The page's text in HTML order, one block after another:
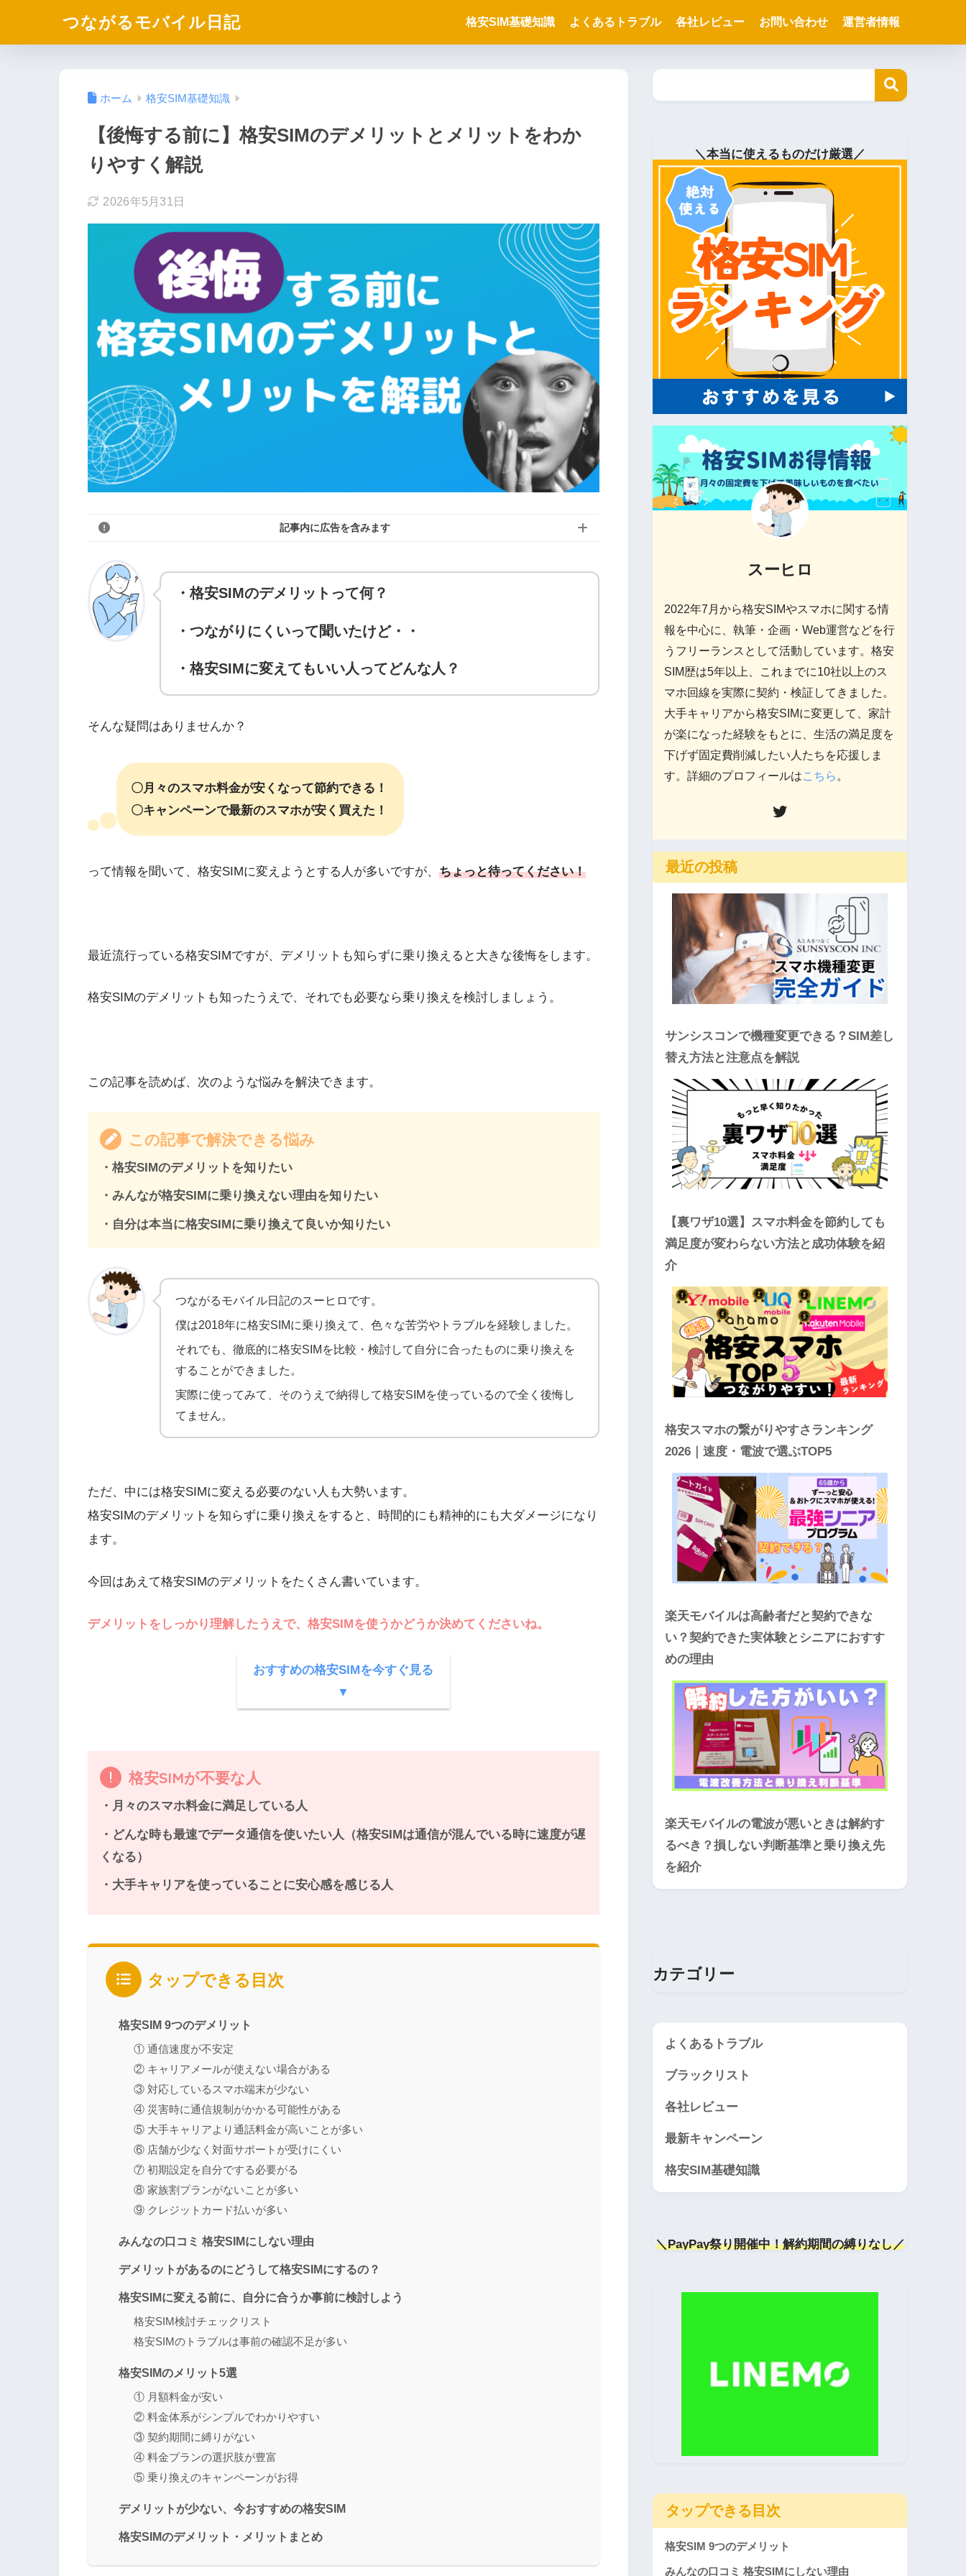
つながるモバイル日記 格安SIM基礎知識 よくあるトラブル 各社レビュー お問い合わせ 運営者情報
ホーム 格安SIM基礎知識
【後悔する前に】格安SIMのデメリットとメリットをわか
りやすく解説
2026年5月31日
記事内に広告を含みます
・格安SIMのデメリットって何？
・つながりにくいって聞いたけど・・
・格安SIMに変えてもいい人ってどんな人？
そんな疑問はありませんか？
〇月々のスマホ料金が安くなって節約できる！
〇キャンペーンで最新のスマホが安く買えた！
って情報を聞いて、格安SIMに変えようとする人が多いですが、 ちょっと待ってください！
最近流行っている格安SIMですが、デメリットも知らずに乗り換えると大きな後悔をします。
格安SIMのデメリットも知ったうえで、それでも必要なら乗り換えを検討しましょう。
この記事を読めば、次のような悩みを解決できます。
この記事で解決できる悩み
・格安SIMのデメリットを知りたい
・みんなが格安SIMに乗り換えない理由を知りたい
・自分は本当に格安SIMに乗り換えて良いか知りたい
つながるモバイル日記のスーヒロです。
僕は2018年に格安SIMに乗り換えて、色々な苦労やトラブルを経験しました。
それでも、徹底的に格安SIMを比較・検討して自分に合ったものに乗り換えを
することができました。
実際に使ってみて、そのうえで納得して格安SIMを使っているので全く後悔し
てません。
ただ、中には格安SIMに変える必要のない人も大勢います。
格安SIMのデメリットを知らずに乗り換えをすると、時間的にも精神的にも大ダメージになり
ます。
今回はあえて格安SIMのデメリットをたくさん書いています。
デメリットをしっかり理解したうえで、格安SIMを使うかどうか決めてくださいね。
おすすめの格安SIMを今すぐ見る
▼
格安SIMが不要な人
・月々のスマホ料金に満足している人
・どんな時も最速でデータ通信を使いたい人（格安SIMは通信が混んでいる時に速度が遅
くなる）
・大手キャリアを使っていることに安心感を感じる人
タップできる目次
格安SIM 9つのデメリット
① 通信速度が不安定
② キャリアメールが使えない場合がある
③ 対応しているスマホ端末が少ない
④ 災害時に通信規制がかかる可能性がある
⑤ 大手キャリアより通話料金が高いことが多い
⑥ 店舗が少なく対面サポートが受けにくい
⑦ 初期設定を自分でする必要がる
⑧ 家族割プランがないことが多い
⑨ クレジットカード払いが多い
みんなの口コミ 格安SIMにしない理由
デメリットがあるのにどうして格安SIMにするの？
格安SIMに変える前に、自分に合うか事前に検討しよう
格安SIM検討チェックリスト
格安SIMのトラブルは事前の確認不足が多い
格安SIMのメリット5選
① 月額料金が安い
② 料金体系がシンプルでわかりやすい
③ 契約期間に縛りがない
④ 料金プランの選択肢が豊富
⑤ 乗り換えのキャンペーンがお得
デメリットが少ない、今おすすめの格安SIM
格安SIMのデメリット・メリットまとめ
＼本当に使えるものだけ厳選／
スーヒロ
2022年7月から格安SIMやスマホに関する情
報を中心に、執筆・企画・Web運営などを行
うフリーランスとして活動しています。格安
SIM歴は5年以上、これまでに10社以上のス
マホ回線を実際に契約・検証してきました。
大手キャリアから格安SIMに変更して、家計
が楽になった経験をもとに、生活の満足度を
下げず固定費削減したい人たちを応援しま
す。詳細のプロフィールはこちら 。
最近の投稿
サンシスコンで機種変更できる？SIM差し
替え方法と注意点を解説
【裏ワザ10選】スマホ料金を節約しても
満足度が変わらない方法と成功体験を紹
介
格安スマホの繋がりやすさランキング
2026｜速度・電波で選ぶTOP5
楽天モバイルは高齢者だと契約できな
い？契約できた実体験とシニアにおすす
めの理由
楽天モバイルの電波が悪いときは解約す
るべき？損しない判断基準と乗り換え先
を紹介
カテゴリー
よくあるトラブル
ブラックリスト
各社レビュー
最新キャンペーン
格安SIM基礎知識
＼PayPay祭り開催中！解約期間の縛りなし／
タップできる目次
格安SIM 9つのデメリット
みんなの口コミ 格安SIMにしない理由